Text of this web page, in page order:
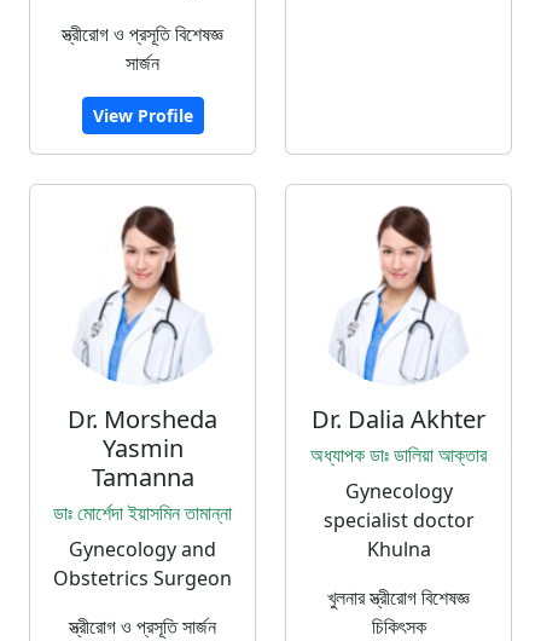
স্ত্রীরোগ ও প্রসূতি বিশেষজ্ঞ
সার্জন
View Profile
Dr. Morsheda
Yasmin
Tamanna
ডাঃ মোর্শেদা ইয়াসমিন তামান্না
Gynecology and
Obstetrics Surgeon
স্ত্রীরোগ ও প্রসূতি সার্জন
Dr. Dalia Akhter
অধ্যাপক ডাঃ ডালিয়া আক্তার
Gynecology
specialist doctor
Khulna
খুলনার স্ত্রীরোগ বিশেষজ্ঞ
চিকিৎসক